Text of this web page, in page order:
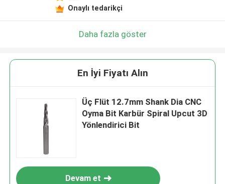
Onaylı tedarikçi
Daha fazla göster
En İyi Fiyatı Alın
Üç Flüt 12.7mm Shank Dia CNC
Oyma Bit Karbür Spiral Upcut 3D
Yönlendirici Bit
Devam et